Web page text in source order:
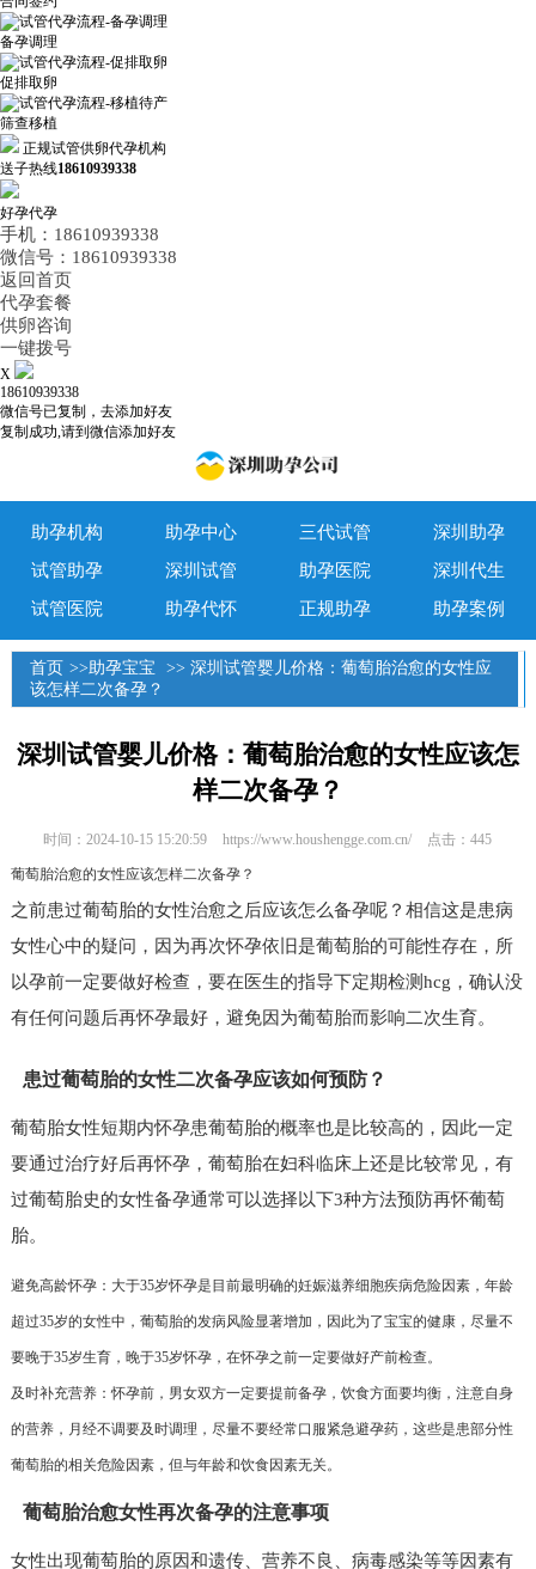
备孕调理
促排取卵
筛查移植
正规试管供卵代孕机构
送子热线18610939338
好孕代孕
手机：18610939338
微信号：18610939338
返回首页
代孕套餐
供卵咨询
一键拨号
X
18610939338
微信号已复制，去添加好友
复制成功,请到微信添加好友
助孕机构 助孕中心 三代试管
深圳助孕
试管助孕
深圳试管 助孕医院
深圳代生
试管医院
助孕代怀 正规助孕 助孕案例
首页 >> 助孕宝宝
>> 深圳试管婴儿价格：葡萄胎治愈的女性应
该怎样二次备孕？
深圳试管婴儿价格：葡萄胎治愈的女性应该怎
样二次备孕？
时间：2024-10-15 15:20:59 https://www.houshengge.com.cn/ 点击：445
葡萄胎治愈的女性应该怎样二次备孕？
之前患过葡萄胎的女性治愈之后应该怎么备孕呢？相信这是患病
女性心中的疑问，因为再次怀孕依旧是葡萄胎的可能性存在，所
以孕前一定要做好检查，要在医生的指导下定期检测hcg，确认没
有任何问题后再怀孕最好，避免因为葡萄胎而影响二次生育。
患过葡萄胎的女性二次备孕应该如何预防？
葡萄胎女性短期内怀孕患葡萄胎的概率也是比较高的，因此一定
要通过治疗好后再怀孕，葡萄胎在妇科临床上还是比较常见，有
过葡萄胎史的女性备孕通常可以选择以下3种方法预防再怀葡萄
胎。
避免高龄怀孕：大于35岁怀孕是目前最明确的妊娠滋养细胞疾病危险因素，年龄
超过35岁的女性中，葡萄胎的发病风险显著增加，因此为了宝宝的健康，尽量不
要晚于35岁生育，晚于35岁怀孕，在怀孕之前一定要做好产前检查。
及时补充营养：怀孕前，男女双方一定要提前备孕，饮食方面要均衡，注意自身
的营养，月经不调要及时调理，尽量不要经常口服紧急避孕药，这些是患部分性
葡萄胎的相关危险因素，但与年龄和饮食因素无关。
葡萄胎治愈女性再次备孕的注意事项
女性出现葡萄胎的原因和遗传、营养不良、病毒感染等等因素有